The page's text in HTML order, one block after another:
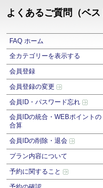
よくあるご質問（ベス
FAQ ホーム
全カテゴリーを表示する
会員登録
会員登録の変更
会員ID・パスワード忘れ
会員IDの統合・WEBポイントの
合算
会員IDの削除・退会
プラン内容について
予約に関すること